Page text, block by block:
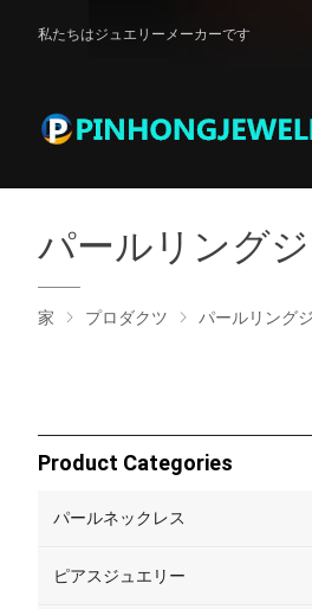
私たちはジュエリーメーカーです
パールリング
家 プロダクツ パールリング
Product Categories
パールネックレス
ピアスジュエリー